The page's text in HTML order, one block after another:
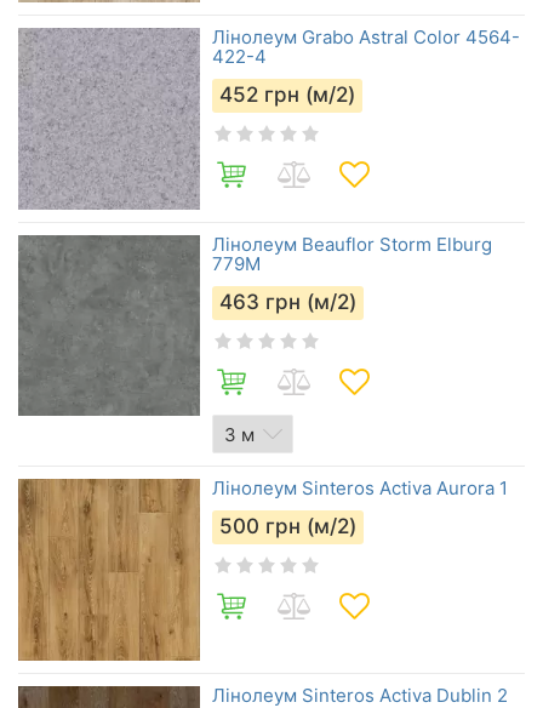
Лінолеум Grabo Astral Color 4564-
422-4
452 грн (м/2)
Лінолеум Beauflor Storm Elburg
779M
463 грн (м/2)
Лінолеум Sinteros Activa Aurora 1
500 грн (м/2)
Лінолеум Sinteros Activa Dublin 2